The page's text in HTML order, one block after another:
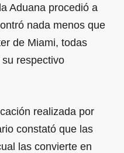
Aduana procedió a
nada menos que
de Miami, todas
respectivo
realizada por
constató que las
las convierte en